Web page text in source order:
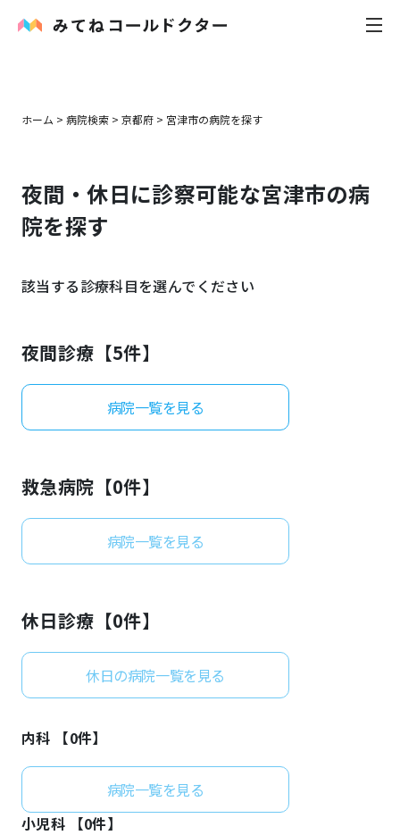
花粉症
感染症
お知らせ
よくあるご質問
ホーム > 病院検索 > 京都府 > 宮津市の病院を探す
夜間・休日に診察可能な宮津市の病
院を探す
該当する診療科目を選んでください
夜間診療【5件】
病院一覧を見る
救急病院【0件】
病院一覧を見る
休日診療【0件】
休日の病院一覧を見る
内科 【0件】
病院一覧を見る
小児科 【0件】